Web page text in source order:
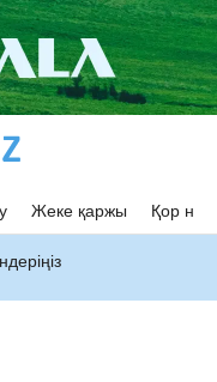
Жеке қаржы Қор